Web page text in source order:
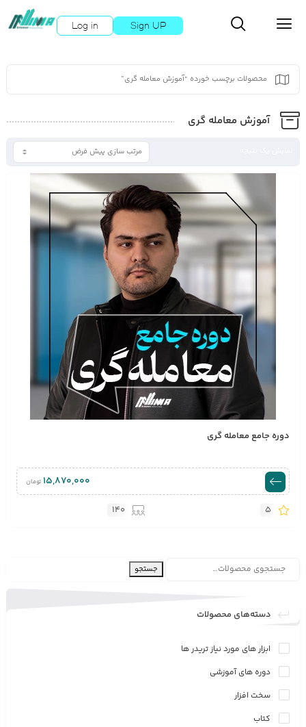
Log in Sign UP
محصولات برچسب خورده “آموزش معامله گری”
آموزش معامله گری
دوره جامع معامله گری
۱۵,۸۷۰,۰۰۰ تومان
5
140
جستجو
دسته‌های محصولات
ابزار های مورد نیاز تریدر ها
دوره های آموزشی
سخت افزار
کتاب